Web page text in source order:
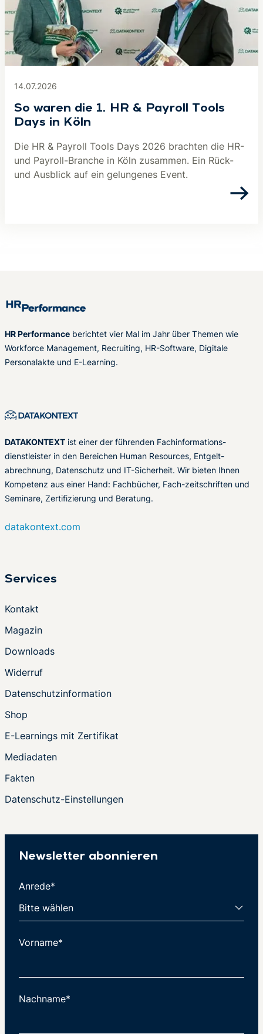
14.07.2026
So waren die 1. HR & Payroll Tools
Days in Köln
Die HR & Payroll Tools Days 2026 brachten die HR-
und Payroll-Branche in Köln zusammen. Ein Rück-
und Ausblick auf ein gelungenes Event.
HR Performance berichtet vier Mal im Jahr über Themen wie
Workforce Management, Recruiting, HR-Software, Digitale
Personalakte und E-Learning.
DATAKONTEXT ist einer der führenden Fachinformations-
dienstleister in den Bereichen Human Resources, Entgelt-
abrechnung, Datenschutz und IT-Sicherheit. Wir bieten Ihnen
Kompetenz aus einer Hand: Fachbücher, Fach-zeitschriften und
Seminare, Zertifizierung und Beratung.
datakontext.com
Services
Kontakt
Magazin
Downloads
Widerruf
Datenschutzinformation
Shop
E-Learnings mit Zertifikat
Mediadaten
Fakten
Datenschutz-Einstellungen
Newsletter abonnieren
Anrede*
Vorname*
Nachname*